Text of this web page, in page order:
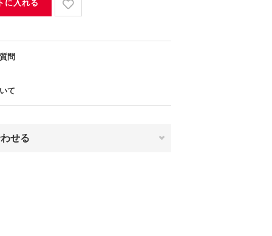
に入れる
問
て
せる